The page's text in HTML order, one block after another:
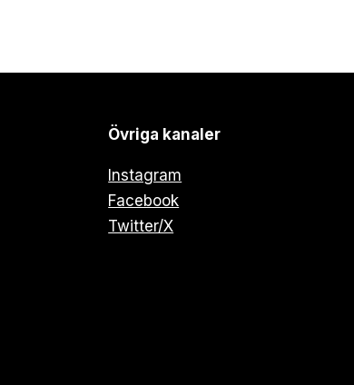
Övriga kanaler
Instagram
Facebook
Twitter/X